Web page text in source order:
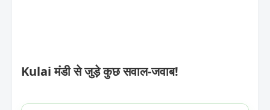
Kulai मंडी से जुड़े कुछ सवाल-जवाब!